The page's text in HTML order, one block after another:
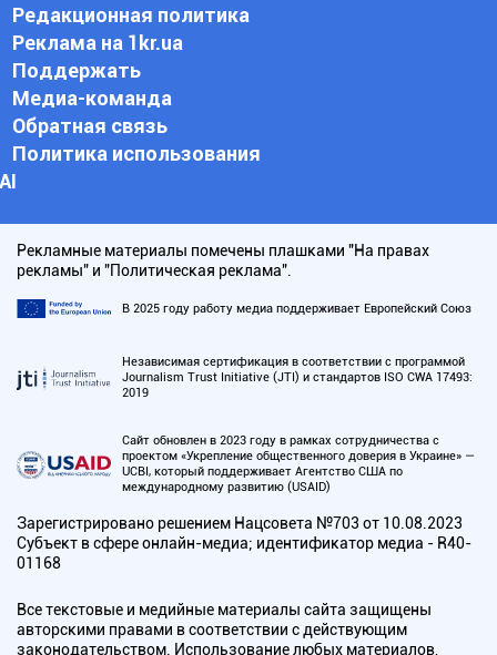
Редакционная политика
Реклама на 1kr.ua
Поддержать
Медиа-команда
Обратная связь
Политика использования
АI
Рекламные материалы помечены плашками "На правах
рекламы" и "Политическая реклама".
В 2025 году работу медиа поддерживает Европейский Союз
Независимая сертификация в соответствии с программой
Journalism Trust Initiative (JTI) и стандартов ISO CWA 17493:
2019
Сайт обновлен в 2023 году в рамках сотрудничества с
проектом «Укрепление общественного доверия в Украине» —
UCBI, который поддерживает Агентство США по
международному развитию (USAID)
Зарегистрировано решением Нацсовета №703 от 10.08.2023
Субъект в сфере онлайн-медиа; идентификатор медиа - R40-
01168
Все текстовые и медийные материалы сайта защищены
авторскими правами в соответствии с действующим
законодательством. Использование любых материалов,